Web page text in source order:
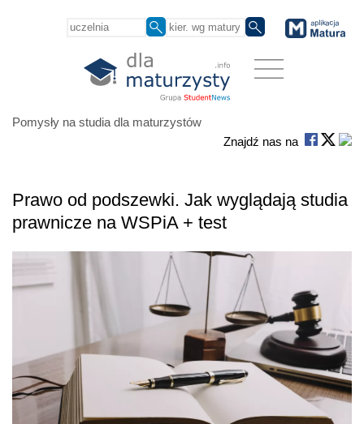
Pomysły na studia dla maturzystów
Znajdź nas na
Prawo od podszewki. Jak wyglądają studia
prawnicze na WSPiA + test